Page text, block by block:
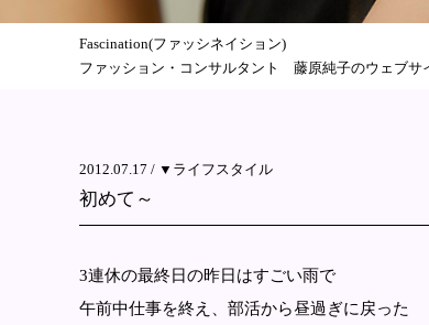
Fascination(ファッシネイション)
ファッション・コンサルタント 藤原純子のウェブサ
2012.07.17 / ▼ライフスタイル
初めて～
3連休の最終日の昨日はすごい雨で
午前中仕事を終え、部活から昼過ぎに戻った